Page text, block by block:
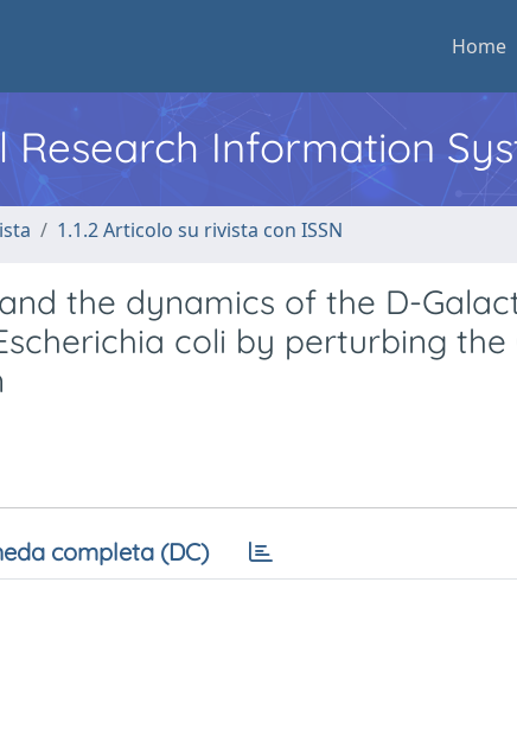
Home
Research Information
1.1.2 Articolo su rivista con ISSN
the dynamics of the D-
coli by perturbing the
completa (DC)